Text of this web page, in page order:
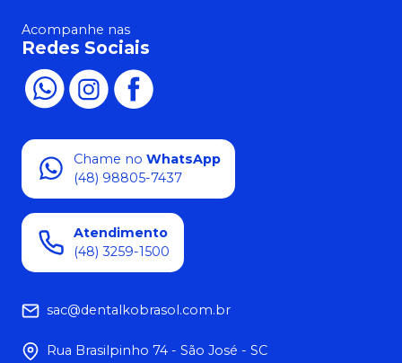
Acompanhe nas
Redes Sociais
Chame no WhatsApp
(48) 98805-7437
Atendimento
(48) 3259-1500
sac@dentalkobrasol.com.br
Rua Brasilpinho 74 - São José - SC